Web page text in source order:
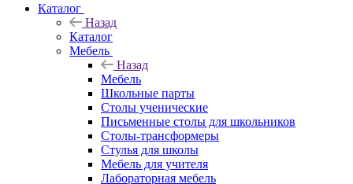
Каталог
Назад
Каталог
Мебель
Назад
Мебель
Школьные парты
Столы ученические
Письменные столы для школьников
Столы-трансформеры
Стулья для школы
Мебель для учителя
Лабораторная мебель